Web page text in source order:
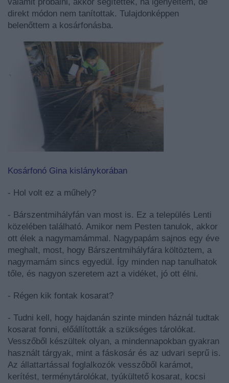
valamit próbálni, akkor segítettek, ha igényeltem, de
direkt módon nem tanítottak. Tulajdonképpen
belenőttem a kosárfonásba.
Kosárfonó Gina kislánykorában
- Hol volt ez a műhely?
- Bárszentmihályfán van most is. Ez a település Lenti
közelében található. Amikor nem Pesten tanulok, akkor
ott élek a nagymamámmal. Nagypapám sajnos egy éve
meghalt, most, hogy Bárszentmihályfára költöztem, a
nagymamám sincs egyedül. Így minden nap tanulhatok
tőle, és nagyon szeretem azt a vidéket, jó ott élni.
- Régen kik fontak kosarat?
- Tudni kell, hogy hajdanán szinte minden háznál tudtak
kosarat fonni, előállították a szükséges tárolókat.
Vesszőből készültek olyan, a mindennapokban gyakran
használt tárgyak, mint a fáskosár és az udvari seprű is.
Az állattartással foglalkozók vesszőből karámot,
kerítést, terménytárolókat, tyúkültető kosarat, kocsi